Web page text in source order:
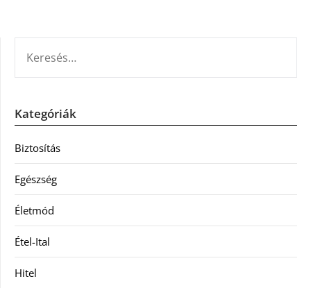
Kategóriák
Biztosítás
Egészség
Életmód
Étel-Ital
Hitel